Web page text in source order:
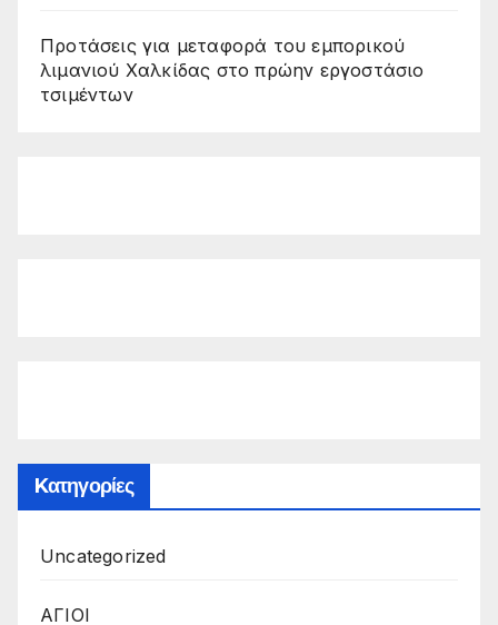
Προτάσεις για μεταφορά του εμπορικού
λιμανιού Χαλκίδας στο πρώην εργοστάσιο
τσιμέντων
Kατηγορίες
Uncategorized
ΑΓΙΟΙ